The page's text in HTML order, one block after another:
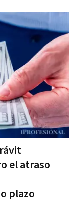
el atraso
plazo